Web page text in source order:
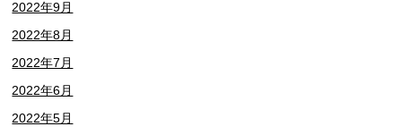
2022年9月
2022年8月
2022年7月
2022年6月
2022年5月